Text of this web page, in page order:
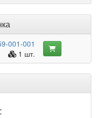
001-001
1 шт.